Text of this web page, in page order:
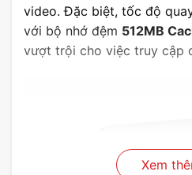
video. Đặc biệt, tốc độ
với bộ nhớ đệm 512MB
vượt trội cho việc truy cập
Xem